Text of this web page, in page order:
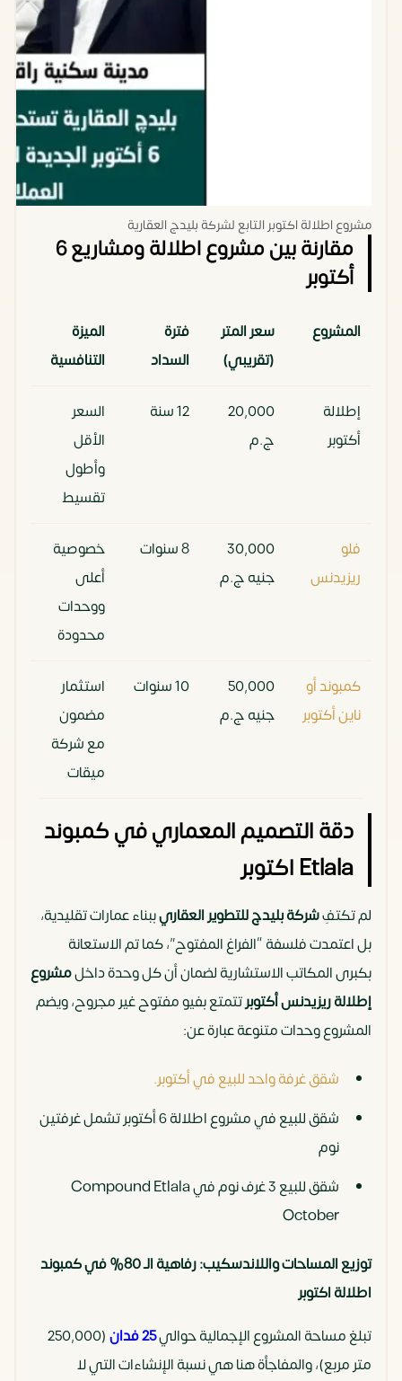
مشروع اطلالة اكتوبر التابع لشركة بليدج العقارية
مقارنة بين مشروع اطلالة ومشاريع 6
أكتوبر
المشروع
سعر المتر
(تقريبي)
فترة
السداد
الميزة
التنافسية
إطلالة
أكتوبر
20,000
ج.م
12 سنة
السعر
الأقل
وأطول
تقسيط
فلو
ريزيدنس
30,000
جنيه ج.م
8 سنوات
خصوصية
أعلى
ووحدات
محدودة
كمبوند أو
ناين أكتوبر
50,000
جنيه ج.م
10 سنوات
استثمار
مضمون
مع شركة
ميقات
دقة التصميم المعماري في كمبوند
Etlala اكتوبر
لم تكتفِشركة بليدچ للتطوير العقاريببناء عمارات تقليدية،
بل اعتمدت فلسفة “الفراغ المفتوح”، كما تم الاستعانة
بكبرى المكاتب الاستشارية لضمان أن كل وحدة داخلمشروع
إطلالة ريزيدنس أكتوبرتتمتع بفيو مفتوح غير مجروح، ويضم
المشروع وحدات متنوعة عبارة عن:
شقق غرفة واحد للبيع في أكتوبر.
شقق للبيع في مشروع اطلالة 6 أكتوبر تشمل غرفتين
نوم
شقق للبيع 3 غرف نوم في Compound Etlala
October
توزيع المساحات واللاندسكيب: رفاهية الـ 80% في كمبوند
اطلالة اكتوبر
تبلغ مساحة المشروع الإجمالية حوالي25 فدان
(250,000
متر مربع)، والمفاجأة هنا هي نسبة الإنشاءات التي لا